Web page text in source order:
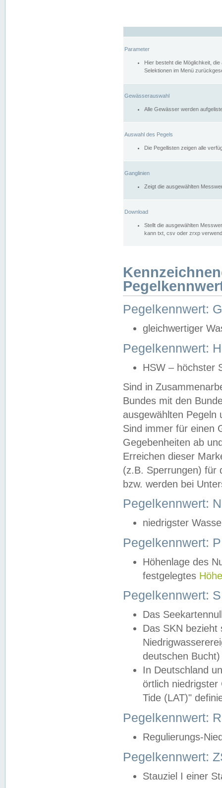
Parameter
Hier besteht die Möglichkeit,
Selektionen im Menü
Gewässerauswahl
Alle Gewässer werden
Auswahl des Pegels
Die Pegellisten zeigen alle
Ganglinien
Zeigt die ausgewählten
Download
Stellt die ausgewählten
kann txt, csv oder zrxp
Pegelkennwert:
gleichwertiger
Pegelkennwert:
HSW – höchster
Sind in
Bundes mit den
ausgewählten
Sind immer für einen
Gegebenheiten ab
Erreichen dieser
(z.B. Sperrungen) für
bzw. werden bei
Pegelkennwert:
niedrigster
Pegelkennwert:
Höhenlage des
festgelegtes
Pegelkennwert:
Das
Das SKN
deutschen
In Deutschland
örtlich
Tide (LAT)"
Pegelkennwert:
Regulierungs-
Pegelkennwert:
Stauziel I einer